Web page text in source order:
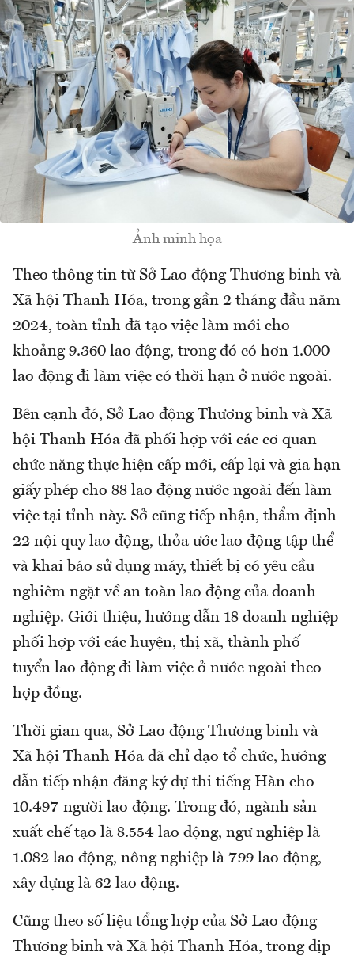
Ảnh minh họa
Theo thông tin từ Sở Lao động Thương binh và
Xã hội Thanh Hóa, trong gần 2 tháng đầu năm
2024, toàn tỉnh đã tạo việc làm mới cho
khoảng 9.360 lao động, trong đó có hơn 1.000
lao động đi làm việc có thời hạn ở nước ngoài.
Bên cạnh đó, Sở Lao động Thương binh và Xã
hội Thanh Hóa đã phối hợp với các cơ quan
chức năng thực hiện cấp mới, cấp lại và gia hạn
giấy phép cho 88 lao động nước ngoài đến làm
việc tại tỉnh này. Sở cũng tiếp nhận, thẩm định
22 nội quy lao động, thỏa ước lao động tập thể
và khai báo sử dụng máy, thiết bị có yêu cầu
nghiêm ngặt về an toàn lao động của doanh
nghiệp. Giới thiệu, hướng dẫn 18 doanh nghiệp
phối hợp với các huyện, thị xã, thành phố
tuyển lao động đi làm việc ở nước ngoài theo
hợp đồng.
Thời gian qua, Sở Lao động Thương binh và
Xã hội Thanh Hóa đã chỉ đạo tổ chức, hướng
dẫn tiếp nhận đăng ký dự thi tiếng Hàn cho
10.497 người lao động. Trong đó, ngành sản
xuất chế tạo là 8.554 lao động, ngư nghiệp là
1.082 lao động, nông nghiệp là 799 lao động,
xây dựng là 62 lao động.
Cũng theo số liệu tổng hợp của Sở Lao động
Thương binh và Xã hội Thanh Hóa, trong dịp